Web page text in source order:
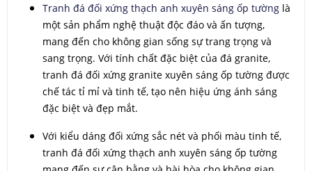
Tranh đá đối xứng thạch anh xuyên sáng ốp tường là
một sản phẩm nghệ thuật độc đáo và ấn tượng,
mang đến cho không gian sống sự trang trọng và
sang trọng. Với tính chất đặc biệt của đá granite,
tranh đá đối xứng granite xuyên sáng ốp tường được
chế tác tỉ mỉ và tinh tế, tạo nên hiệu ứng ánh sáng
đặc biệt và đẹp mắt.
Với kiểu dáng đối xứng sắc nét và phối màu tinh tế,
tranh đá đối xứng thạch anh xuyên sáng ốp tường